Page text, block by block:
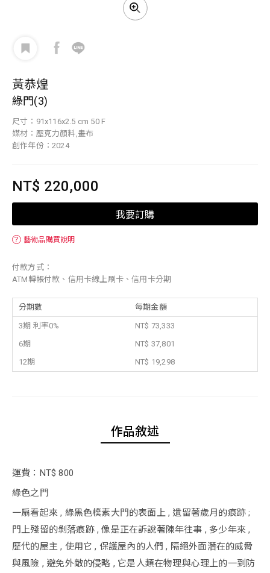
黃恭煌
綠門(3)
尺寸：91x116x2.5 cm 50 F
媒材：壓克力顏料,畫布
創作年份：2024
NT$ 220,000
我要訂購
？ 藝術品購買說明
付款方式：
ATM轉帳付款、信用卡線上刷卡、信用卡分期
分期數 每期金額
3期 利率0%
NT$ 73,333
6期
NT$ 37,801
12期
NT$ 19,298
作品敘述
運費：NT$ 800
綠色之門
一扇看起來 , 綠黑色樸素大門的表面上 , 遺留著歲月的痕跡 ;
門上殘留的剝落痕跡 , 像是正在訴說著陳年往事 , 多少年來 ,
歷代的屋主 , 使用它 , 保護屋內的人們 , 隔絕外面潛在的威脅
與風險 , 避免外敵的侵略 , 它是人類在物理與心理上的一到防